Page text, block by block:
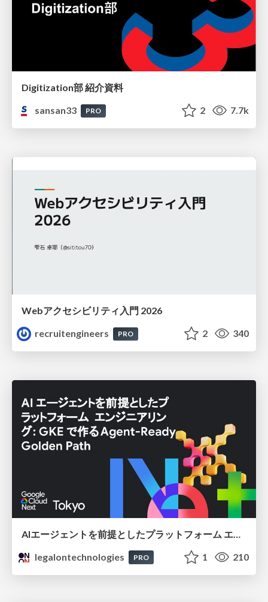
Digitization部 紹介資料
sansan33
PRO 2 7.7k
Webアクセシビリティ入門 2026
recruitengineers
PRO 2 340
legalontechnologies
PRO 1 210